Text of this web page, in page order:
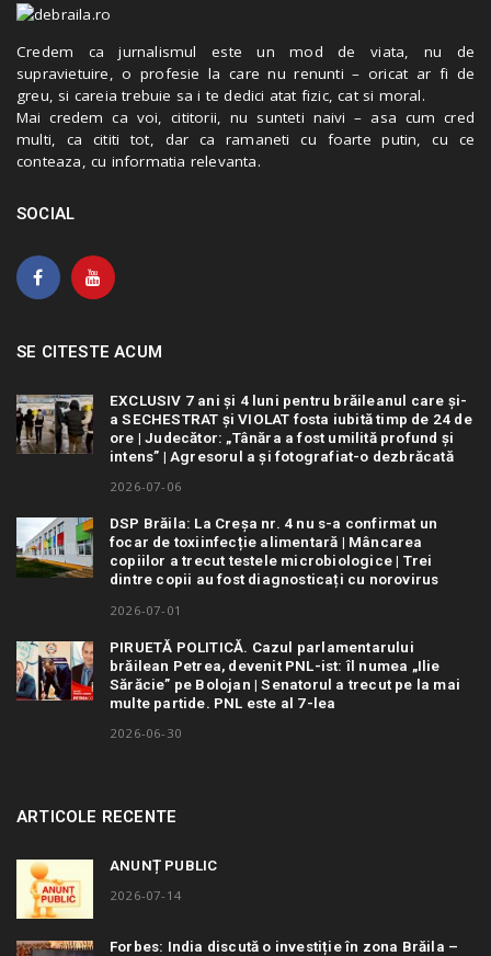
Credem ca jurnalismul este un mod de viata, nu de
supravietuire, o profesie la care nu renunti – oricat ar fi de
greu, si careia trebuie sa i te dedici atat fizic, cat si moral.
Mai credem ca voi, cititorii, nu sunteti naivi – asa cum cred
multi, ca cititi tot, dar ca ramaneti cu foarte putin, cu ce
conteaza, cu informatia relevanta.
SOCIAL
SE CITESTE ACUM
EXCLUSIV 7 ani și 4 luni pentru brăileanul care și-
a SECHESTRAT și VIOLAT fosta iubită timp de 24 de
ore | Judecător: „Tânăra a fost umilită profund și
intens” | Agresorul a și fotografiat-o dezbrăcată
2026-07-06
DSP Brăila: La Creșa nr. 4 nu s-a confirmat un
focar de toxiinfecție alimentară | Mâncarea
copiilor a trecut testele microbiologice | Trei
dintre copii au fost diagnosticați cu norovirus
2026-07-01
PIRUETĂ POLITICĂ. Cazul parlamentarului
brăilean Petrea, devenit PNL-ist: îl numea „Ilie
Sărăcie” pe Bolojan | Senatorul a trecut pe la mai
multe partide. PNL este al 7-lea
2026-06-30
ARTICOLE RECENTE
ANUNȚ PUBLIC
2026-07-14
Forbes: India discută o investiție în zona Brăila –